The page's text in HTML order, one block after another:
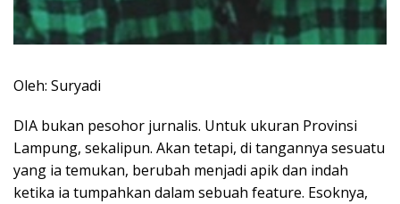
Oleh: Suryadi
DIA bukan pesohor jurnalis. Untuk ukuran Provinsi
Lampung, sekalipun. Akan tetapi, di tangannya sesuatu
yang ia temukan, berubah menjadi apik dan indah
ketika ia tumpahkan dalam sebuah feature. Esoknya,